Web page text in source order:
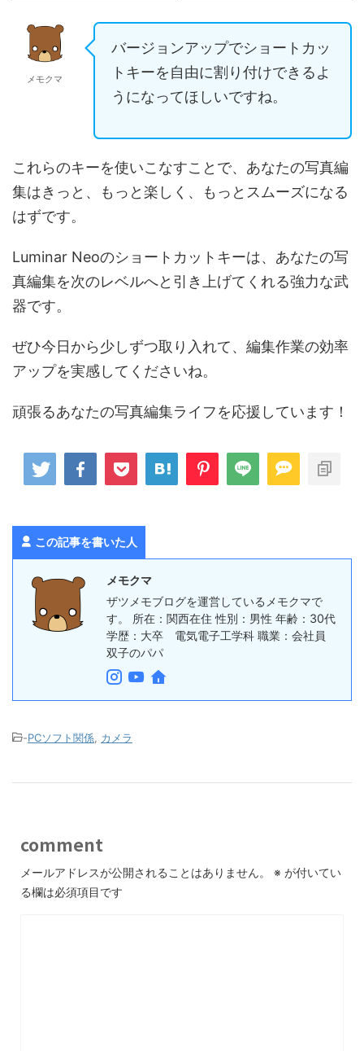
メモクマ
バージョンアップでショートカッ
トキーを自由に割り付けできるよ
うになってほしいですね。
これらのキーを使いこなすことで、あなたの写真編
集はきっと、もっと楽しく、もっとスムーズになる
はずです。
Luminar Neoのショートカットキーは、あなたの写
真編集を次のレベルへと引き上げてくれる強力な武
器です。
ぜひ今日から少しずつ取り入れて、編集作業の効率
アップを実感してくださいね。
頑張るあなたの写真編集ライフを応援しています！
この記事を書いた人
メモクマ
ザツメモブログを運営しているメモクマで
す。 所在：関西在住 性別：男性 年齢：30代
学歴：大卒 電気電子工学科 職業：会社員
双子のパパ
-PCソフト関係 カメラ
comment
メールアドレスが公開されることはありません。 ※ が付いてい
る欄は必須項目です